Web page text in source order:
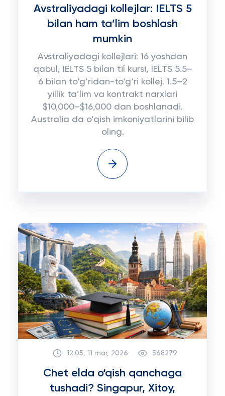
Avstraliyadagi kollejlar: IELTS 5
bilan ham ta’lim boshlash
mumkin
Avstraliyadagi kollejlari: 16 yoshdan
qabul, IELTS 5 bilan til kursi, IELTS 5.5–
6 bilan to‘g‘ridan-to‘g‘ri kollej. 1.5–2
yillik ta’lim va kontrakt narxlari
$10,000–$16,000 dan boshlanadi.
Australia da o‘qish imkoniyatlarini bilib
oling.
12:05, 11 mar, 2026 568279
Chet elda o‘qish qanchaga
tushadi? Singapur, Xitoy,